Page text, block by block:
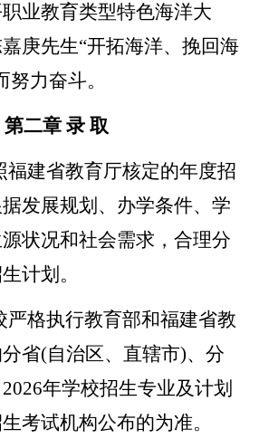
业教育类型特色海洋大
庚先生“开拓海洋、挽回海
力奋斗。
第二章 录 取
福建省教育厅核定的年度招
发展规划、办学条件、学
状况和社会需求，合理分
计划。
严格执行教育部和福建省教
省(自治区、直辖市)、分
2026年学校招生专业及计划
考试机构公布的为准。